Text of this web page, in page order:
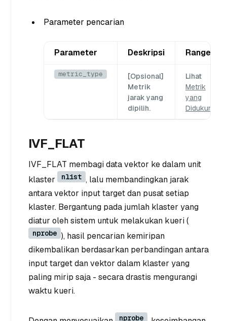
Parameter pencarian
Parameter Deskripsi Range
metric_type
[Opsional]
Metrik
jarak yang
dipilih.
Lihat
Metrik
yang
Didukung
IVF_FLAT
IVF_FLAT membagi data vektor ke dalam unit
klaster
nlist , lalu membandingkan jarak
antara vektor input target dan pusat setiap
klaster. Bergantung pada jumlah klaster yang
diatur oleh sistem untuk melakukan kueri (
nprobe ), hasil pencarian kemiripan
dikembalikan berdasarkan perbandingan antara
input target dan vektor dalam klaster yang
paling mirip saja - secara drastis mengurangi
waktu kueri.
nprobe